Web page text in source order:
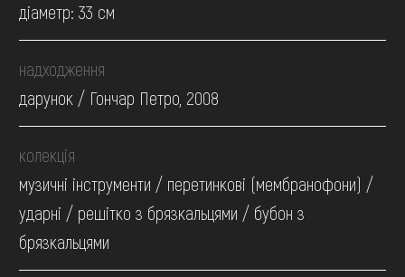
діаметр: 33 см
надходження
дарунок / Гончар Петро, 2008
колекція
музичні інструменти / перетинкові (мембранофони) /
ударні / решітко з брязкальцями / бубон з
брязкальцями